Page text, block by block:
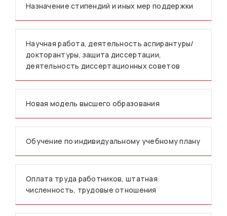
Назначение стипендий и иных мер поддержки
Научная работа, деятельность аспирантуры/
докторантуры, защита диссертации,
деятельность диссертационных советов
Новая модель высшего образования
Обучение по индивидуальному учебному плану
Оплата труда работников, штатная
численность, трудовые отношения